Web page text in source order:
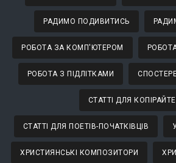
РАДИМО ПОДИВИТИСЬ
РОБОТА ЗА КОМП'ЮТЕРОМ
РОБОТА З ПІДЛІТКАМИ
СТАТТІ ДЛЯ
СТАТТІ ДЛЯ ПОЕТІВ-ПОЧАТКІВЦІВ
ХРИСТИЯНСЬКІ КОМПОЗИТОРИ